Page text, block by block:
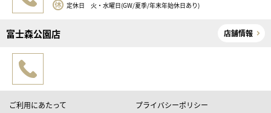
定休日 火・水曜日(GW/夏季/年末年始休日あり)
富士森公園店 店舗情報
ご利用にあたって プライバシーポリシー